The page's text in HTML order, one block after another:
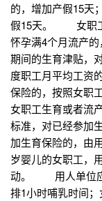
的，增加产假15天
假15天。 女职工
怀孕满4个月流产
期间的生育津贴，
度职工月平均工资
保险的，按照女
女职工生育或者流
标准，对已经参加
加生育保险的，
岁婴儿的女职工，
动。 用人单位应
排1小时哺乳时间